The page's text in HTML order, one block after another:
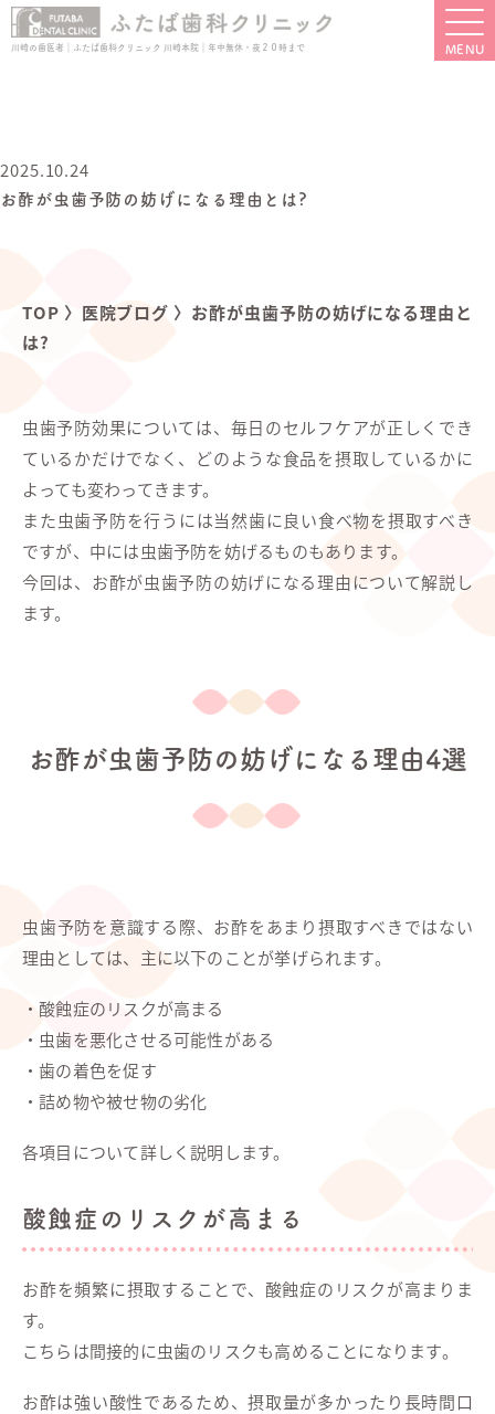
川崎の歯医者｜ふたば歯科クリニック 川崎本院｜年中無休・夜２０時まで
2025.10.24
お酢が虫歯予防の妨げになる理由とは?
TOP 〉 医院ブログ 〉 お酢が虫歯予防の妨げになる理由と
は?
虫歯予防効果については、毎日のセルフケアが正しくでき
ているかだけでなく、どのような食品を摂取しているかに
よっても変わってきます。
また虫歯予防を行うには当然歯に良い食べ物を摂取すべき
ですが、中には虫歯予防を妨げるものもあります。
今回は、お酢が虫歯予防の妨げになる理由について解説し
ます。
お酢が虫歯予防の妨げになる理由4選
虫歯予防を意識する際、お酢をあまり摂取すべきではない
理由としては、主に以下のことが挙げられます。
・酸蝕症のリスクが高まる
・虫歯を悪化させる可能性がある
・歯の着色を促す
・詰め物や被せ物の劣化
各項目について詳しく説明します。
酸蝕症のリスクが高まる
お酢を頻繁に摂取することで、酸蝕症のリスクが高まりま
す。
こちらは間接的に虫歯のリスクも高めることになります。
お酢は強い酸性であるため、摂取量が多かったり長時間口